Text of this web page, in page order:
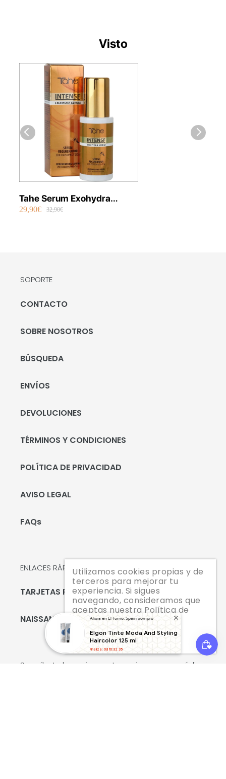
Visto
Tahe Serum Exohydra
Intense Exosomes 40 ml
29,90€ 32,90€
SOPORTE
CONTACTO
SOBRE NOSOTROS
BÚSQUEDA
ENVÍOS
DEVOLUCIONES
TÉRMINOS Y CONDICIONES
POLÍTICA DE PRIVACIDAD
AVISO LEGAL
FAQs
ENLACES RÁPIDOS
TARJETAS REGALO
NAISSANT
Suscríbete hoy mismo y te enviaremos un código
Alicia en El Torno, Spain compró
Elgon Tinte Moda And Styling
Haircolor 125 ml
Finaliza: 0d 10:32:35
Utilizamos cookies propias y de
terceros para mejorar tu
experiencia. Si sigues
navegando, consideramos que
aceptas nuestra Política de
cookies.
Ir! Leer más